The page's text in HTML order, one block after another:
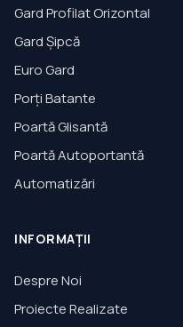
Gard Profilat Orizontal
Gard Șipcă
Euro Gard
Porți Batante
Poartă Glisantă
Poartă Autoportantă
Automatizări
INFORMAȚII
Despre Noi
Proiecte Realizate